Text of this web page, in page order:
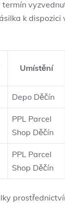
k dispozici
Umístění
Depo Děčín
PPL Parcel
Shop Děčín
PPL Parcel
Shop Děčín